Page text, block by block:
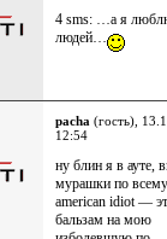
4 sms: …а я
людей…
pacha (гость),
12:54
ну блин я в ауте,
мурашки по
american idiot —
бальзам на мою